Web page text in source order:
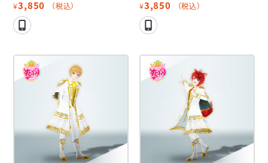
¥3,850 （税込）
¥3,850 （税込）